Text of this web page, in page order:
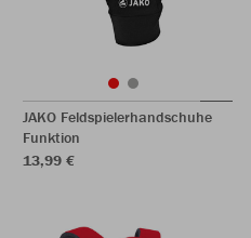
JAKO Feldspielerhandschuhe
Funktion
13,99 €